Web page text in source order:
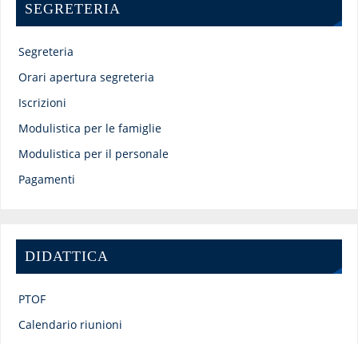
SEGRETERIA
Segreteria
Orari apertura segreteria
Iscrizioni
Modulistica per le famiglie
Modulistica per il personale
Pagamenti
DIDATTICA
PTOF
Calendario riunioni